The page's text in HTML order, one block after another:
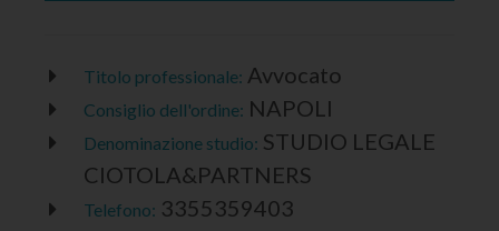
Titolo professionale: Avvocato
Consiglio dell'ordine: NAPOLI
Denominazione studio: STUDIO LEGALE
CIOTOLA&PARTNERS
Telefono: 3355359403